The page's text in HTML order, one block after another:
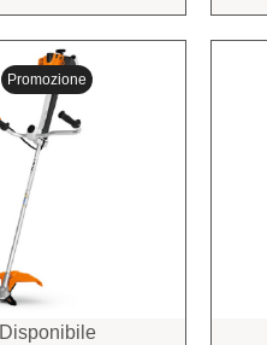
Promozione
Disponibile